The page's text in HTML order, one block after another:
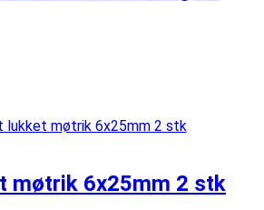
møtrik 6x25mm 2 stk